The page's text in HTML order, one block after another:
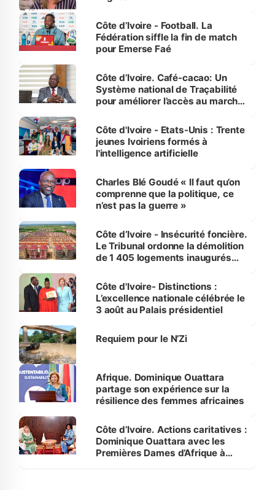
Côte d’Ivoire - Football. La
Fédération siffle la fin de match
pour Emerse Faé
Côte d’Ivoire. Café-cacao: Un
Système national de Traçabilité
pour améliorer l’accès au marché
Côte d'Ivoire - Etats-Unis : Trente
jeunes Ivoiriens formés à
l'intelligence artificielle
Charles Blé Goudé « Il faut qu’on
comprenne que la politique, ce
n’est pas la guerre »
Côte d’Ivoire - Insécurité foncière.
Le Tribunal ordonne la démolition
de 1 405 logements inaugurés
Bassam
Côte d'Ivoire- Distinctions :
L’excellence nationale célébrée le
3 août au Palais présidentiel
Requiem pour le N’Zi
Afrique. Dominique Ouattara
partage son expérience sur la
résilience des femmes africaines
Côte d’Ivoire. Actions caritatives :
Dominique Ouattara avec les
Premières Dames d’Afrique à